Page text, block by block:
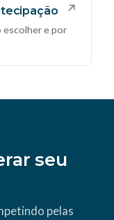
↗
escolher e por
seu
pelas